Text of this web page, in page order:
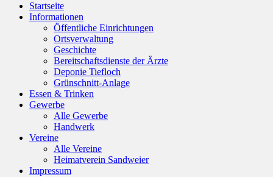
Startseite
Informationen
Öffentliche Einrichtungen
Ortsverwaltung
Geschichte
Bereitschaftsdienste der Ärzte
Deponie Tiefloch
Grünschnitt-Anlage
Essen & Trinken
Gewerbe
Alle Gewerbe
Handwerk
Vereine
Alle Vereine
Heimatverein Sandweier
Impressum